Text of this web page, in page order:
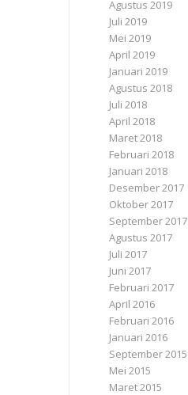
Agustus 2019
Juli 2019
Mei 2019
April 2019
Januari 2019
Agustus 2018
Juli 2018
April 2018
Maret 2018
Februari 2018
Januari 2018
Desember 2017
Oktober 2017
September 2017
Agustus 2017
Juli 2017
Juni 2017
Februari 2017
April 2016
Februari 2016
Januari 2016
September 2015
Mei 2015
Maret 2015